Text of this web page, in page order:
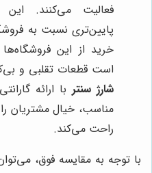
فعالیت می‌کنند. این
پایین‌تری نسبت به
خرید از این
است قطعات تقلبی و
شارژ سنتر با ارائه
مناسب، خیال مشتریان
راحت می‌کند.
با توجه به مقایسه فوق،